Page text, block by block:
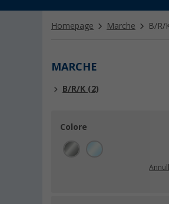
Homepage Marche B/R/
MARCHE
B/R/K (2)
Colore